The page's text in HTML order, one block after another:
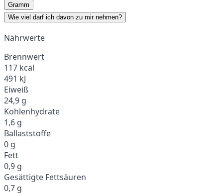
Gramm
Wie viel darf ich davon zu mir nehmen?
Nährwerte
Brennwert
117 kcal
491 kJ
Eiweiß
24,9 g
Kohlenhydrate
1,6 g
Ballaststoffe
0 g
Fett
0,9 g
Gesättigte Fettsäuren
0,7 g